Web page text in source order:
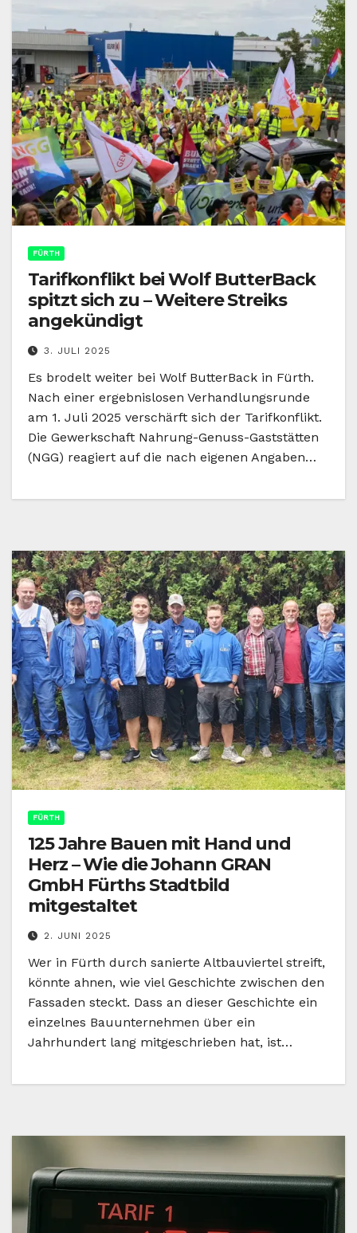
FÜRTH
Tarifkonflikt bei Wolf ButterBack
spitzt sich zu – Weitere Streiks
angekündigt
3. JULI 2025
Es brodelt weiter bei Wolf ButterBack in Fürth.
Nach einer ergebnislosen Verhandlungsrunde
am 1. Juli 2025 verschärft sich der Tarifkonflikt.
Die Gewerkschaft Nahrung-Genuss-Gaststätten
(NGG) reagiert auf die nach eigenen Angaben…
FÜRTH
125 Jahre Bauen mit Hand und
Herz – Wie die Johann GRAN
GmbH Fürths Stadtbild
mitgestaltet
2. JUNI 2025
Wer in Fürth durch sanierte Altbauviertel streift,
könnte ahnen, wie viel Geschichte zwischen den
Fassaden steckt. Dass an dieser Geschichte ein
einzelnes Bauunternehmen über ein
Jahrhundert lang mitgeschrieben hat, ist…